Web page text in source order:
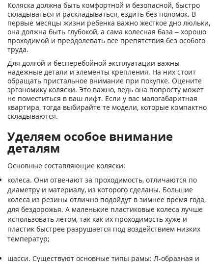
Коляска должна быть комфортной и безопасной, быстро
складываться и раскладываться, ездить без поломок. В
первые месяцы жизни ребенка важно жесткое дно люльки,
она должна быть глубокой, а сама колесная база – хорошо
проходимой и преодолевать все препятствия без особого
труда.
Для долгой и бесперебойной эксплуатации важны
надежные детали и элементы крепления. На них стоит
обращать пристальное внимание при покупке. Оцените
эргономику коляски. Это важно, ведь она попросту может
не поместиться в ваш лифт. Если у вас малогабаритная
квартира, тогда выбирайте те модели, которые компактно
складываются.
Уделяем особое внимание
деталям
Основные составляющие коляски:
колеса. Они отвечают за проходимость, отличаются по
диаметру и материалу, из которого сделаны. Большие
колеса из резины отлично подойдут в зимнее время года,
для бездорожья. А маленькие пластиковые колеса лучше
использовать летом, так как их проходимость хуже и
пластик быстрее разрушается под воздействием низких
температур;
шасси. Существуют основные типы рамы: Л-образная и